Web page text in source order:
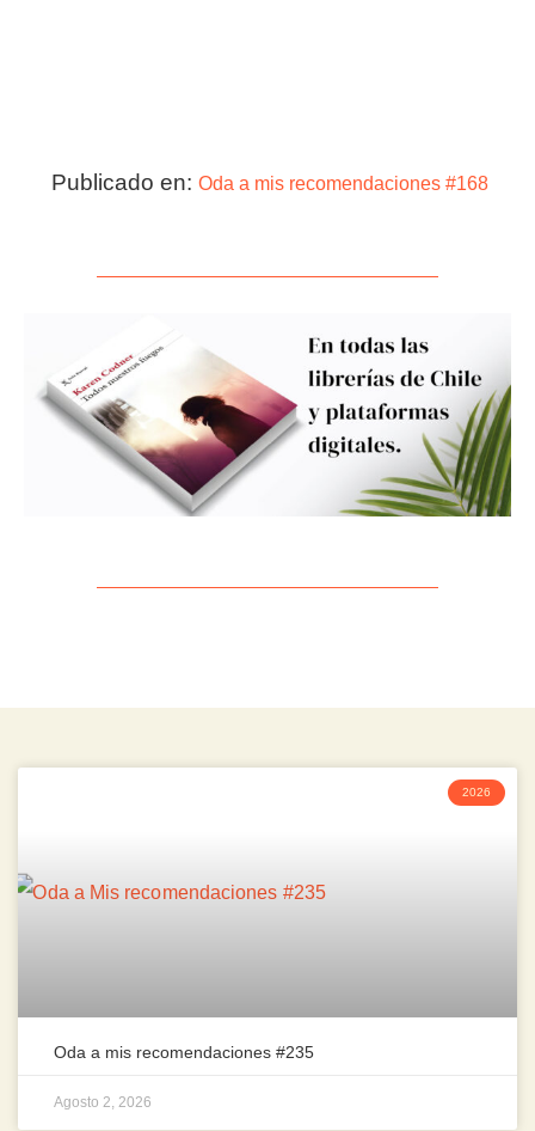
Publicado en:Oda a mis recomendaciones #168
2026
Oda a mis recomendaciones #235
Agosto 2, 2026